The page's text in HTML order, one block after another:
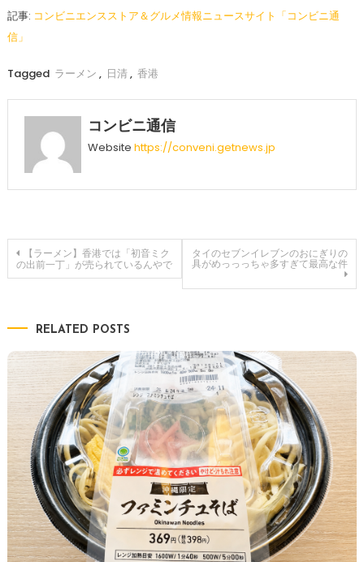
記事: コンビニエンスストア＆グルメ情報ニュースサイト「コンビニ通
信」
Tagged ラーメン , 日清, 香港
コンビニ通信
Website https://conveni.getnews.jp
投
ナ
ビ
ゲ
ー
シ
ョ
ン
【ラーメン】香港では「初音ミク
の出前一丁」が売られているんやで
タイのセブンイレブンのおにぎりの
具がめっっっちゃ多すぎて最高な件
RELATED POSTS